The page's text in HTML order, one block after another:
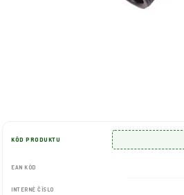
KÓD PRODUKTU
EAN KÓD
INTERNÉ ČÍSLO